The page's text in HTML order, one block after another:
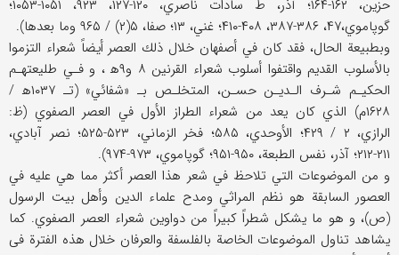
حزين، ۱۶۲-۱۶۴؛ آذر، ط سادات ناصري، ۱۲۰-۱۲۷، ۹۲۳، ۱۰۵۱-۱۰۵۳؛
گوپاموي،۴۷، ۳۸۶-۳۸۷، ۴۰۸-۴۱۰؛ غني، ۱۳؛ صفا، ۵(۲) / ۹۶۵ وما بعدها).
وبطبيعة الحال، فقد كان في أصفهان خلال ذلك العصر أيضاً شعراء التزموا
بالأسلوب القديم واقتفوا أسلوب شعراء القرنين ۸ و۹ه‍ ، و فـي طليعتهـم
الحكيـم شـرف الـديـن حسـن، المتخلـص بـ «شفائي» (تـ ۱۰۳۷ه‍ /
۱۶۲۸م) الذي كان يعد من شعراء الطراز الأول في العصر الصفوي (ظ:
الرازي، ۲ / ۴۲۹؛ الأوحدي، ۵۸۵؛ فخر الزماني، ۵۲۳-۵۲۵؛ نصر آبادي،
۲۱۱-۲۱۲؛ آذر، نفس الطبعة، ۹۵۰-۹۵۱؛ گوپاموي، ۹۷۳-۹۷۴).
و من الموضوعات التي تلاحظ في شعر هذا العصر أكثر مما هي عليه في
العصور السابقة هو نظم المراثي ومدح علماء الدين وأهل بيت الرسول
(ص)، و هو ما يشكل شطراً كبيراً من دواوين شعراء العصر الصفوي. كما
يشاهد تناول الموضوعات الخاصة بالفلسفة والعرفان خلال هذه الفترة فى